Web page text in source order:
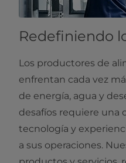
Redefiniendo
Los productores de
enfrentan cada vez
de energía, agua y
desafíos requiere una
tecnología y
a sus operaciones.